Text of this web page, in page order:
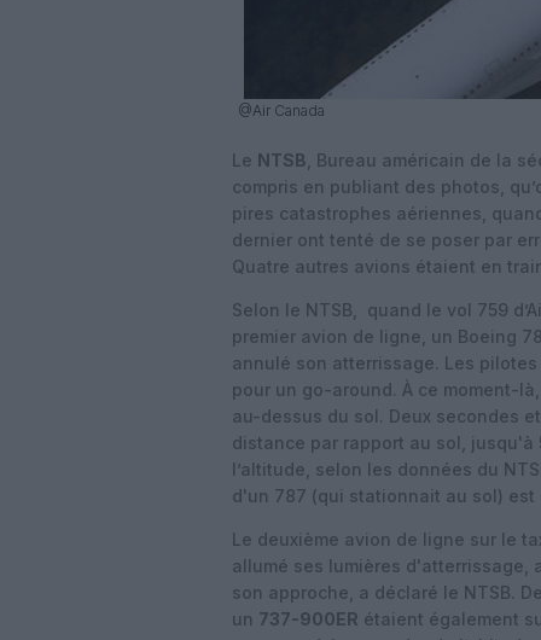
@Air Canada
Le NTSB , Bureau américain de la
compris en publiant des photos,
pires catastrophes aériennes,
dernier ont tenté de se poser par
Quatre autres avions étaient en
Selon le NTSB,
quand le vol 759
premier avion de ligne, un Boeing
annulé son atterrissage. Les
pour un go-around. À ce moment-
au-dessus du sol. Deux secondes
distance par rapport au sol, jusqu'à
l’altitude, selon les données du
d'un 787 (qui stationnait au sol) est
Le deuxième avion de ligne sur le
allumé ses lumières d'atterrissage,
son approche, a déclaré le NTSB.
un 737-900ER étaient également